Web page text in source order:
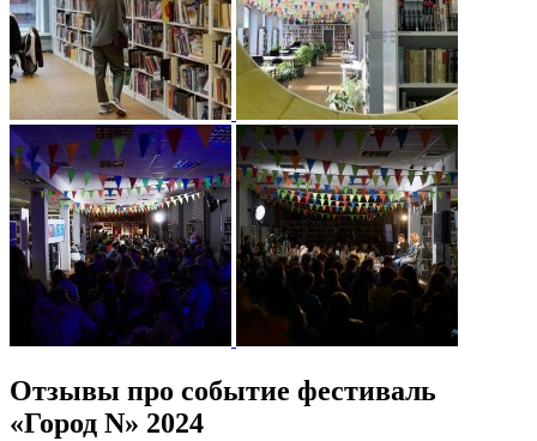
Отзывы про событие фестиваль
«Город N» 2024